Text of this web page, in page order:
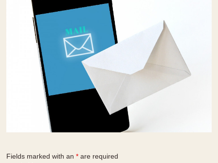
Fields marked with an* are required